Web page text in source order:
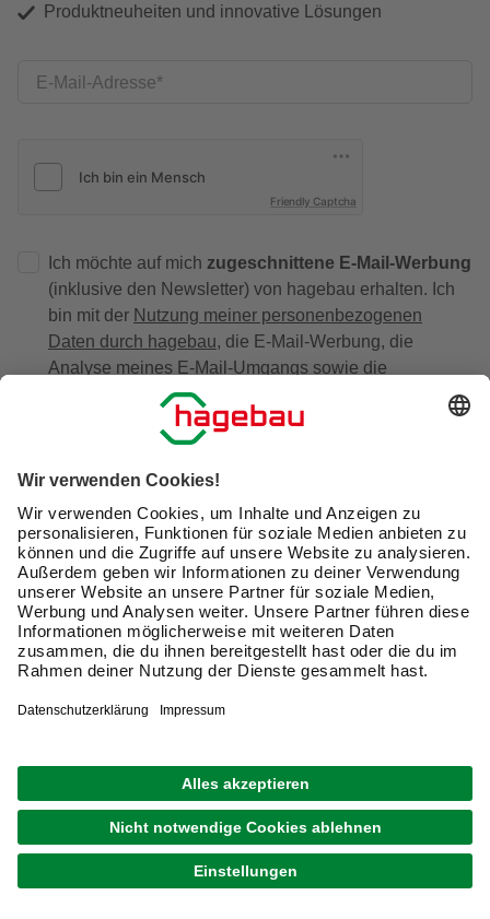
Produktneuheiten und innovative Lösungen
E-Mail-Adresse
Friendly Captcha
Ich möchte auf mich zugeschnittene E-Mail-Werbung
(inklusive den Newsletter) von hagebau erhalten. Ich
bin mit der Nutzung meiner personenbezogenen
Daten durch hagebau, die E-Mail-Werbung, die
Analyse meines E-Mail-Umgangs sowie die
Zusammenführung und Analyse meiner Kaufdaten,
Coupons und Kartenvorteile umfasst, einverstanden.
Mein Einverständnis kann ich jederzeit widerrufen.
Nach Bestätigung meines Einverständnisses erhalte
Bitte beachte auch unsereDatenschutzhinweise.
JETZT ANMELDEN